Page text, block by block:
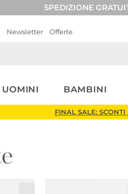
SPEDIZIONE
Newsletter Offerte
UOMINI BAMBINI
FINAL SALE: